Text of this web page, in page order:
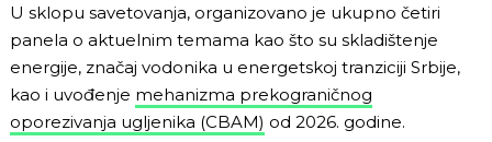
U sklopu savetovanja, organizovano je ukupno četiri
panela o aktuelnim temama kao što su skladištenje
energije, značaj vodonika u energetskoj tranziciji Srbije,
kao i uvođenje mehanizma prekograničnog
oporezivanja ugljenika (CBAM) od 2026. godine.